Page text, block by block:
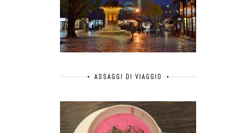
ASSAGGI DI VIAGGIO